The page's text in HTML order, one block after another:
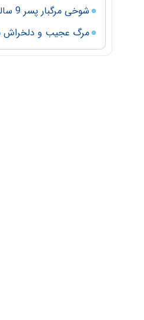
شوخی مرگبار پسر 9 ساله جان مادر را گرفت
مرگ عجیب و دلخراش